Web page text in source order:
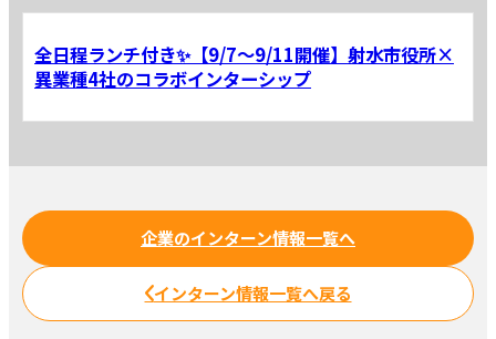
全日程ランチ付き✨【9/7～9/11開催】射水市役所×
異業種4社のコラボインターシップ
企業のインターン情報一覧へ
インターン情報一覧へ戻る